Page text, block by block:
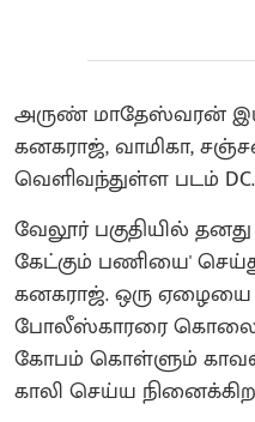
அருண் மாதேஸ்வரன்
கனகராஜ், வாமிகா,
வெளிவந்துள்ள படம் DC.
வேலூர் பகுதியில்
கேட்கும் பணியை'
கனகராஜ். ஒரு ஏழையை
போலீஸ்காரரை கொலை
கோபம் கொள்ளும்
காலி செய்ய